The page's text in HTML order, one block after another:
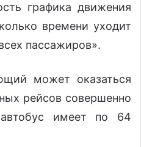
графика движения
времени уходит
пассажиров».
может оказаться
рейсов совершенно
имеет по 64